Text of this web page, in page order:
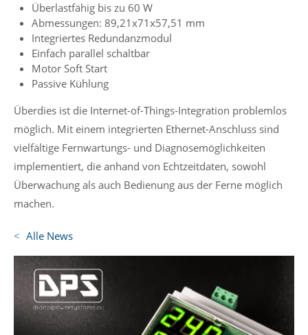
Überlastfähig bis zu 60 W
Abmessungen: 89,21x71x57,51 mm
Integriertes Redundanzmodul
Einfach parallel schaltbar
Motor Soft Start
Passive Kühlung
Überdies ist die Internet-of-Things-Integration problemlos
möglich. Mit einem integrierten Ethernet-Anschluss sind
vielfältige Fernwartungs- und Diagnosemöglichkeiten
implementiert, die anhand von Echtzeitdaten, sowohl
Überwachung als auch Bedienung aus der Ferne möglich
machen.
Alle News